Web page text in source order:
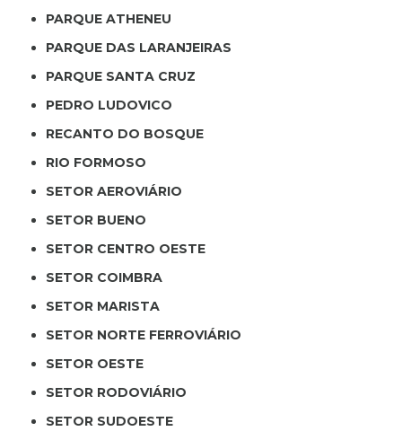
PARQUE ATHENEU
PARQUE DAS LARANJEIRAS
PARQUE SANTA CRUZ
PEDRO LUDOVICO
RECANTO DO BOSQUE
RIO FORMOSO
SETOR AEROVIÁRIO
SETOR BUENO
SETOR CENTRO OESTE
SETOR COIMBRA
SETOR MARISTA
SETOR NORTE FERROVIÁRIO
SETOR OESTE
SETOR RODOVIÁRIO
SETOR SUDOESTE